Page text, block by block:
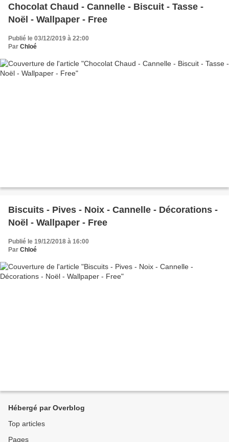
Chocolat Chaud - Cannelle - Biscuit - Tasse -
Noël - Wallpaper - Free
Publié le 03/12/2019 à 22:00
Par Chloé
Biscuits - Pives - Noix - Cannelle - Décorations -
Noël - Wallpaper - Free
Publié le 19/12/2018 à 16:00
Par Chloé
Hébergé par Overblog
Top articles
Pages